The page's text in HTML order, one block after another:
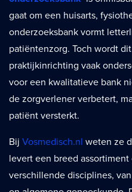
gaat om een huisarts,
onderzoeksbank vormt
patiëntenzorg. Toch wordt
praktijkinrichting vaak
voor een kwalitatieve bank
de zorgverlener verbetert,
patiënt versterkt.
Bij Vosmedisch.nl weten ze
levert een breed
verschillende disciplines,